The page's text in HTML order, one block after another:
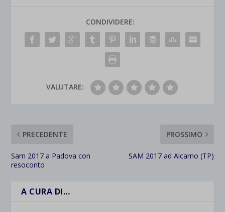
CONDIVIDERE:
VALUTARE:
PRECEDENTE
Sam 2017 a Padova con
resoconto
PROSSIMO
SAM 2017 ad Alcamo (TP)
A CURA DI…